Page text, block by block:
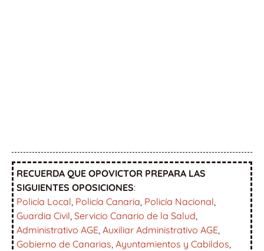
RECUERDA QUE OPOVICTOR PREPARA LAS
SIGUIENTES OPOSICIONES:
Policía Local, Policía Canaria, Policía Nacional,
Guardia Civil, Servicio Canario de la Salud,
Administrativo AGE, Auxiliar Administrativo AGE,
Gobierno de Canarias, Ayuntamientos y Cabildos,